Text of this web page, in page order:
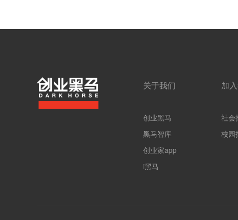
关于我们
创业黑马
黑马智库
创业家app
i黑马
加
社会
校园